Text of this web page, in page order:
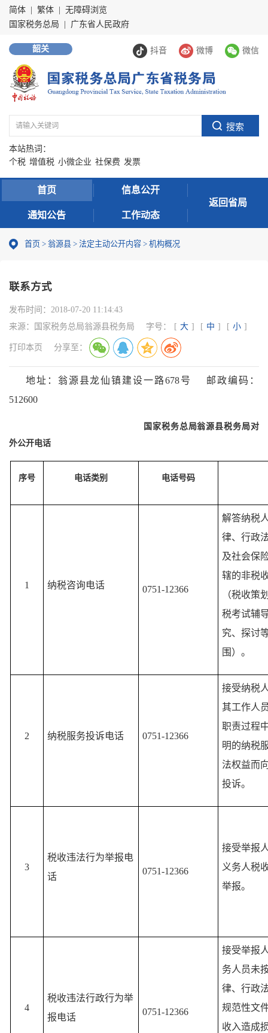
简体 繁体
无障碍浏览
国家税务总局
广东省人民政府
抖音 微博 微信
韶关
本站热词：
个税 增值税 小微企业 社保费 发票
首页 信息公开
通知公告 工作动态
返回省局
首页 > 翁源县 > 法定主动公开内容 > 机构概况
联系方式
发布时间： 2018-07-20 11:14:43
来源：
国家税务总局翁源县税务局 字号： [ 大 ] [ 中 ] [ 小 ]
打印本页 分享至：
地址： 翁源县龙仙镇建设一路678号
邮政编码：
512600
国家税务总局翁源县税务局对
外公开电话
序号 电话类别 电话号码
1 纳税咨询电话 0751-12366
解答纳税
律、行政
及社会保
辖的非税
（税收策
税考试辅
究、探讨
围）。
2 纳税服务投诉电话 0751-12366
接受纳税
其工作人
职责过程
明的纳税
法权益而
投诉。
3
税收违法行为举报电
话
0751-12366
接受举报
义务人税
举报。
4
税收违法行政行为举
报电话
0751-12366
接受举报
务人员未
律、行政
规范性文
收入造成